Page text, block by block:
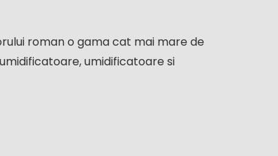
roman o gama cat mai mare de
umidificatoare si